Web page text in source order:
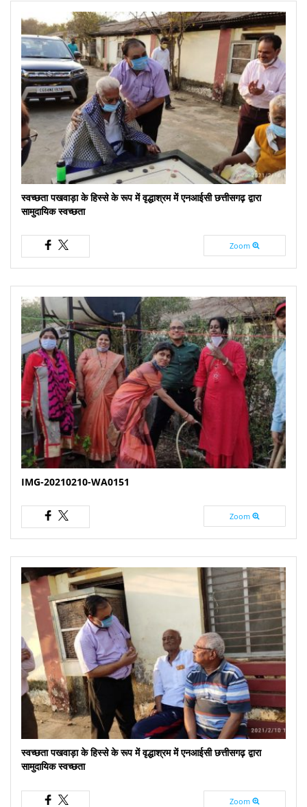
स्वच्छता पखवाड़ा के हिस्से के रूप में वृद्धाश्रम में एनआईसी छत्तीसगढ़ द्वारा
सामुदायिक स्वच्छता
Zoom
IMG-20210210-WA0151
Zoom
स्वच्छता पखवाड़ा के हिस्से के रूप में वृद्धाश्रम में एनआईसी छत्तीसगढ़ द्वारा
सामुदायिक स्वच्छता
Zoom